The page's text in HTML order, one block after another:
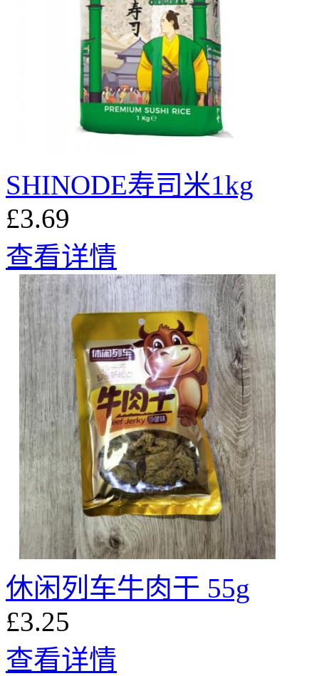
SHINODE寿司米1kg
£3.69
查看详情
休闲列车牛肉干 55g
£3.25
查看详情